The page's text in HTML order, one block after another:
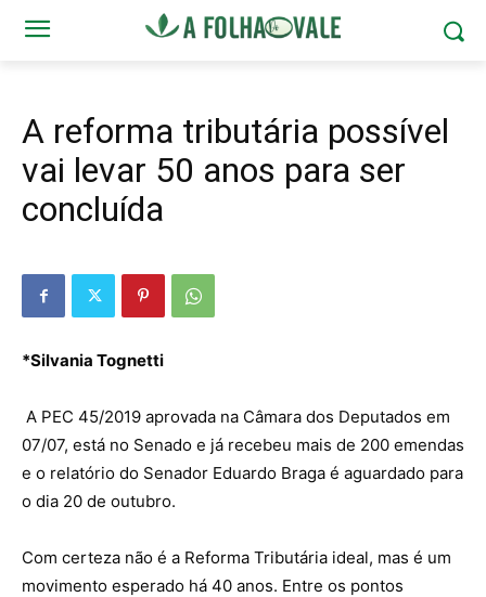
A reforma tributária possível
vai levar 50 anos para ser
concluída
*Silvania Tognetti
A PEC 45/2019 aprovada na Câmara dos Deputados em
07/07, está no Senado e já recebeu mais de 200 emendas
e o relatório do Senador Eduardo Braga é aguardado para
o dia 20 de outubro.
Com certeza não é a Reforma Tributária ideal, mas é um
movimento esperado há 40 anos. Entre os pontos